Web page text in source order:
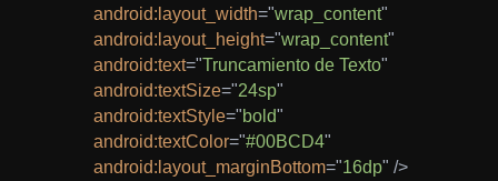
android: layout_width="wrap_content"
android: layout_height="wrap_content"
android:text="Truncamiento de Texto"
android:textSize="24sp"
android:textStyle="bold"
android:textColor="#00BCD4"
android: layout_marginBottom="16dp" />